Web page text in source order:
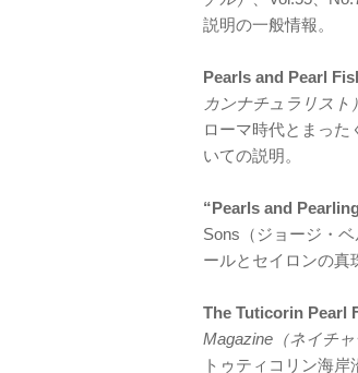
説明の一般情報。
Pearls and Pearl
カンナチュラリスト）
ローマ時代とまっ
いての説明。
“Pearls and
Sons（ジョージ・
ールとセイロンの真
The Tuticorin Pearl
Magazine（ネイチャ
トゥティコリン海岸